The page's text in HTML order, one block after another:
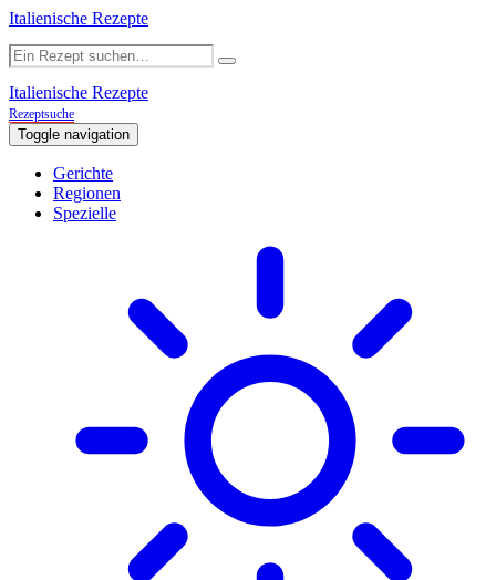
Italienische Rezepte
Italienische Rezepte
Rezeptsuche
Toggle navigation
Gerichte
Regionen
Spezielle